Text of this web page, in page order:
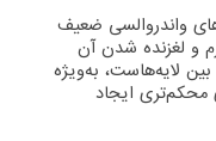
واندروالسی ضعیف
و لغزنده شدن آن
لایه‌هاست، به‌ویژه
محکم‌تری ایجاد